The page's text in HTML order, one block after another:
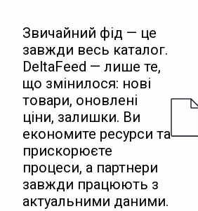
Звичайний фід — це
завжди весь каталог.
DeltaFeed — лише те,
що змінилося: нові
товари, оновлені
ціни, залишки. Ви
економите ресурси та
прискорюєте
процеси, а партнери
завжди працюють з
актуальними даними.